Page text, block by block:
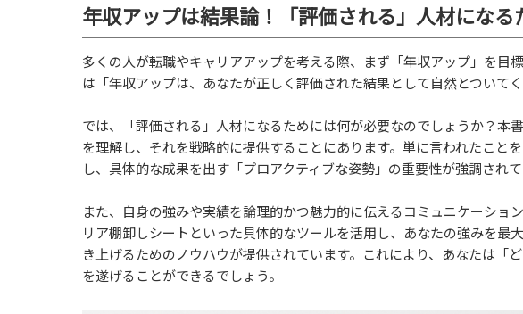
年収アップは結果論！「評価される」人材になる
多くの人が転職やキャリアアップを考える際、まず「年収アップ」を目
は「年収アップは、あなたが正しく評価された結果として自然とついて
では、「評価される」人材になるためには何が必要なのでしょうか？本
を理解し、それを戦略的に提供することにあります。単に言われたこと
し、具体的な成果を出す「プロアクティブな姿勢」の重要性が強調されて
また、自身の強みや実績を論理的かつ魅力的に伝えるコミュニケーショ
リア棚卸しシートといった具体的なツールを活用し、あなたの強みを最
き上げるためのノウハウが提供されています。これにより、あなたは「
を遂げることができるでしょう。